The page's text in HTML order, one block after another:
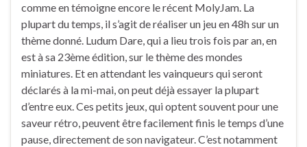
comme en témoigne encore le récent MolyJam. La
plupart du temps, il s’agit de réaliser un jeu en 48h sur un
thème donné. Ludum Dare, qui a lieu trois fois par an, en
est à sa 23ème édition, sur le thème des mondes
miniatures. Et en attendant les vainqueurs qui seront
déclarés à la mi-mai, on peut déjà essayer la plupart
d’entre eux. Ces petits jeux, qui optent souvent pour une
saveur rétro, peuvent être facilement finis le temps d’une
pause, directement de son navigateur. C’est notamment